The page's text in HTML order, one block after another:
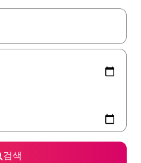
키를 사용하거나 터치 또는 스와이
검색